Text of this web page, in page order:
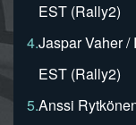
EST (Rally2)
4.Jaspar Vaher /
EST (Rally2)
5.Anssi